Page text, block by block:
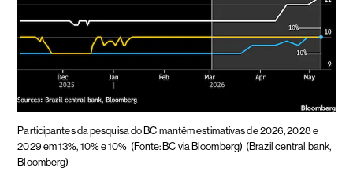
Participantes da pesquisa do BC mantêm estimativas de 2026, 2028 e
2029 em 13%, 10% e 10% (Fonte: BC via Bloomberg) (Brazil central bank,
Bloomberg)